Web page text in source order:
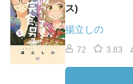
ス)
揚立しの
72 3.83